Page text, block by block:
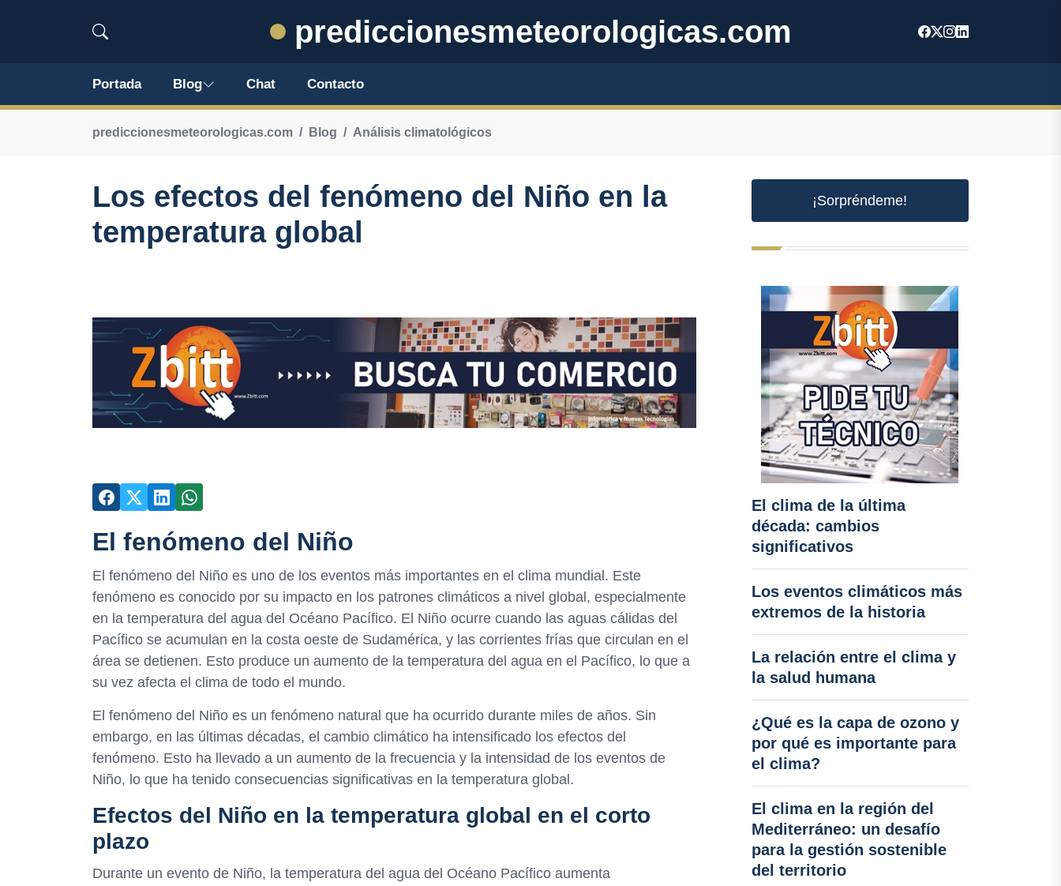
prediccionesmeteorologicas.com
Portada Blog Chat Contacto
prediccionesmeteorologicas.com Blog Análisis climatológicos
Los efectos del fenómeno del Niño en la
temperatura global
El fenómeno del Niño
El fenómeno del Niño es uno de los eventos más importantes en el clima mundial. Este
fenómeno es conocido por su impacto en los patrones climáticos a nivel global, especialmente
en la temperatura del agua del Océano Pacífico. El Niño ocurre cuando las aguas cálidas del
Pacífico se acumulan en la costa oeste de Sudamérica, y las corrientes frías que circulan en el
área se detienen. Esto produce un aumento de la temperatura del agua en el Pacífico, lo que a
su vez afecta el clima de todo el mundo.
El fenómeno del Niño es un fenómeno natural que ha ocurrido durante miles de años. Sin
embargo, en las últimas décadas, el cambio climático ha intensificado los efectos del
fenómeno. Esto ha llevado a un aumento de la frecuencia y la intensidad de los eventos de
Niño, lo que ha tenido consecuencias significativas en la temperatura global.
Efectos del Niño en la temperatura global en el corto
plazo
Durante un evento de Niño, la temperatura del agua del Océano Pacífico aumenta
¡Sorpréndeme!
El clima de la última
década: cambios
significativos
Los eventos climáticos más
extremos de la historia
La relación entre el clima y
la salud humana
¿Qué es la capa de ozono y
por qué es importante para
el clima?
El clima en la región del
Mediterráneo: un desafío
para la gestión sostenible
del territorio